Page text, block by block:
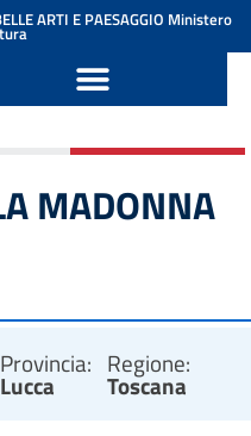
ARTI E PAESAGGIO Ministero
MADONNA
Provincia:
Lucca
Regione:
Toscana